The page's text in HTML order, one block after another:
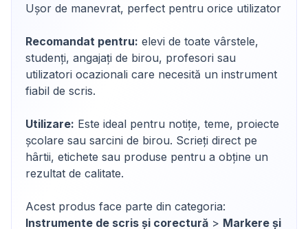
Ușor de manevrat, perfect pentru orice utilizator
Recomandat pentru: elevi de toate vârstele,
studenți, angajați de birou, profesori sau
utilizatori ocazionali care necesită un instrument
fiabil de scris.
Utilizare: Este ideal pentru notițe, teme, proiecte
școlare sau sarcini de birou. Scrieți direct pe
hârtii, etichete sau produse pentru a obține un
rezultat de calitate.
Acest produs face parte din categoria:
Instrumente de scris și corectură > Markere și